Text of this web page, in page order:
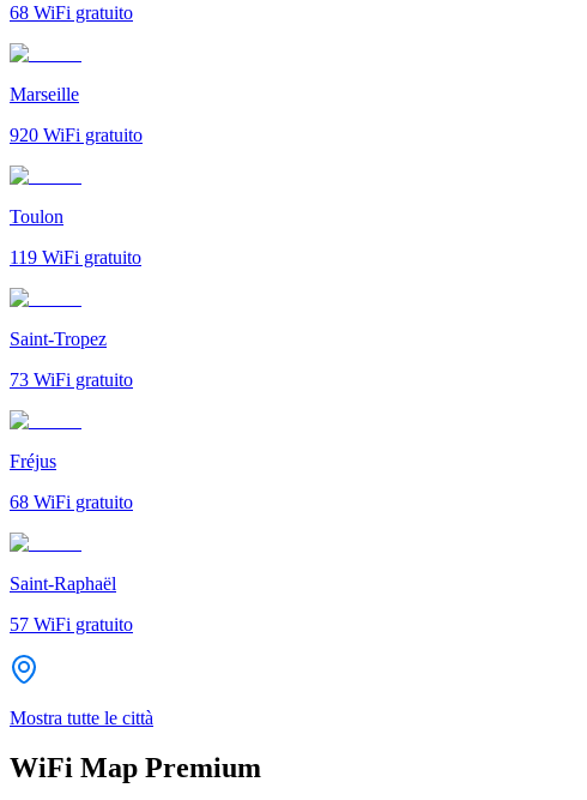
68 WiFi gratuito
Marseille
920 WiFi gratuito
Toulon
119 WiFi gratuito
Saint-Tropez
73 WiFi gratuito
Fréjus
68 WiFi gratuito
Saint-Raphaël
57 WiFi gratuito
Mostra tutte le città
WiFi Map Premium